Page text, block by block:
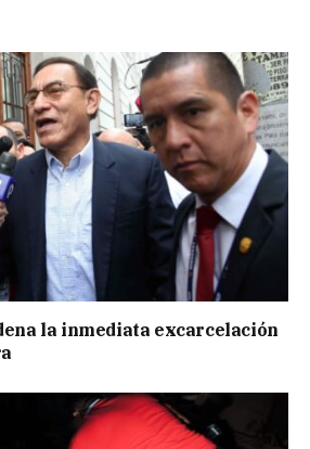
la inmediata excarcelación